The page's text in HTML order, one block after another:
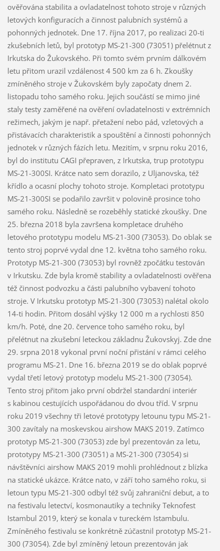
ověřována stabilita a ovladatelnost tohoto stroje v různých
letových konfiguracích a činnost palubních systémů a
pohonných jednotek. Dne 17. října 2017, po realizaci 20-ti
zkušebních letů, byl prototyp MS-21-300 (73051) přelétnut z
Irkutska do Žukovského. Při tomto svém prvním dálkovém
letu přitom urazil vzdálenost 4 500 km za 6 h. Zkoušky
zmíněného stroje v Žukovském byly započaty dnem 2.
listopadu toho samého roku. Jejich součástí se mimo jiné
staly testy zaměřené na ověření ovladatelnosti v extrémních
režimech, jakým je např. přetažení nebo pád, vzletových a
přistávacích charakteristik a spouštění a činnosti pohonných
jednotek v různých fázích letu. Mezitím, v srpnu roku 2016,
byl do institutu CAGI přepraven, z Irkutska, trup prototypu
MS-21-300SI. Krátce nato sem dorazilo, z Uljanovska, též
křídlo a ocasní plochy tohoto stroje. Kompletaci prototypu
MS-21-300SI se podařilo završit v polovině prosince toho
samého roku. Následně se rozeběhly statické zkoušky. Dne
25. března 2018 byla završena kompletace druhého
letového prototypu modelu MS-21-300 (73053). Do oblak se
tento stroj poprvé vydal dne 12. května toho samého roku.
Prototyp MS-21-300 (73053) byl rovněž zpočátku testován
v Irkutsku. Zde byla kromě stability a ovladatelnosti ověřena
též činnost podvozku a části palubního vybavení tohoto
stroje. V Irkutsku prototyp MS-21-300 (73053) nalétal okolo
14-ti hodin. Přitom dosáhl výšky 12 000 m a rychlosti 850
km/h. Poté, dne 20. července toho samého roku, byl
přelétnut na zkušební leteckou základnu Žukovskyj. Zde dne
29. srpna 2018 vykonal první noční přistání v rámci celého
programu MS-21. Dne 16. března 2019 se do oblak poprvé
vydal třetí letový prototyp modelu MS-21-300 (73054).
Tento stroj přitom jako první obdržel standardní interiér
s kabinou cestujících uspořádanou do dvou tříd. V srpnu
roku 2019 všechny tři letové prototypy letounu typu MS-21-
300 zavítaly na moskevskou airshow MAKS 2019. Zatímco
prototyp MS-21-300 (73053) zde byl prezentován za letu,
prototypy MS-21-300 (73051) a MS-21-300 (73054) si
návštěvníci airshow MAKS 2019 mohli prohlédnout z blízka
na statické ukázce. Krátce nato, v září toho samého roku, si
letoun typu MS-21-300 odbyl též svůj zahraniční debut, a to
na festivalu letectví, kosmonautiky a techniky Teknofest
Istambul 2019, který se konala v tureckém Istambulu.
Zmíněného festivalu se konkrétně zúčastnil prototyp MS-21-
300 (73054). Zde byl zmíněný letoun prezentován jak